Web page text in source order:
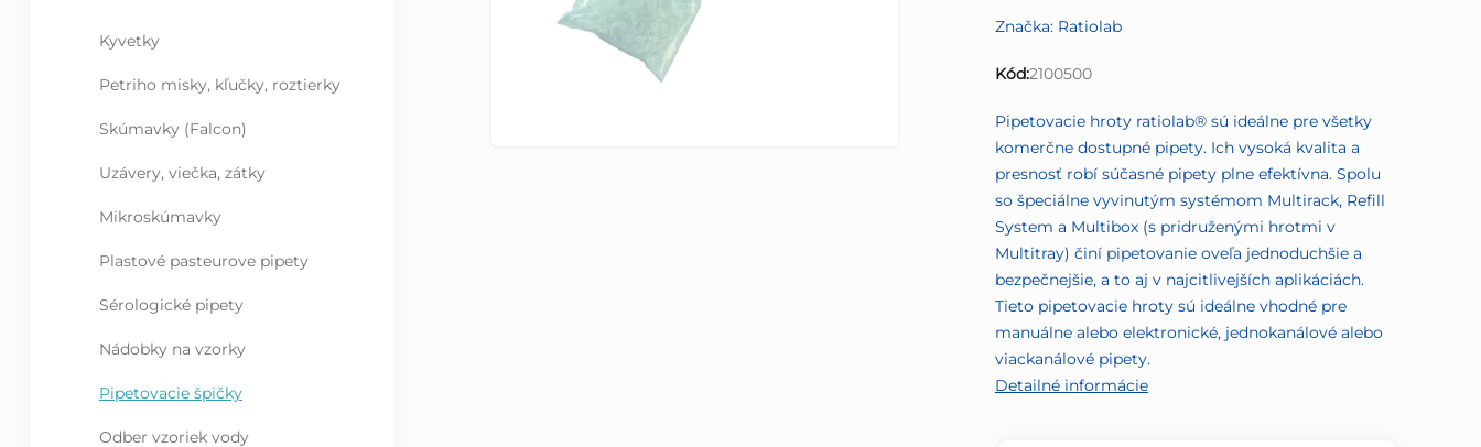
Kyvetky
Petriho misky, kľučky, roztierky
Skúmavky (Falcon)
Uzávery, viečka, zátky
Mikroskúmavky
Plastové pasteurove pipety
Sérologické pipety
Nádobky na vzorky
Pipetovacie špičky
Odber vzoriek vody
je
0,0
5
hviezdičiek.
Značka: Ratiolab
Kód:2100500
Pipetovacie hroty ratiolab® sú ideálne pre všetky
komerčne dostupné pipety. Ich vysoká kvalita a
presnosť robí súčasné pipety plne efektívna. Spolu
so špeciálne vyvinutým systémom Multirack, Refill
System a Multibox (s pridruženými hrotmi v
Multitray) činí pipetovanie oveľa jednoduchšie a
bezpečnejšie, a to aj v najcitlivejších aplikáciách.
Tieto pipetovacie hroty sú ideálne vhodné pre
manuálne alebo elektronické, jednokanálové alebo
viackanálové pipety.
Detailné informácie